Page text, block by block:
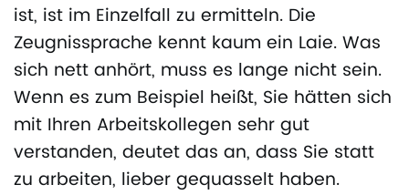
ist, ist im Einzelfall zu ermitteln. Die
Zeugnissprache kennt kaum ein Laie. Was
sich nett anhört, muss es lange nicht sein.
Wenn es zum Beispiel heißt, Sie hätten sich
mit Ihren Arbeitskollegen sehr gut
verstanden, deutet das an, dass Sie statt
zu arbeiten, lieber gequasselt haben.